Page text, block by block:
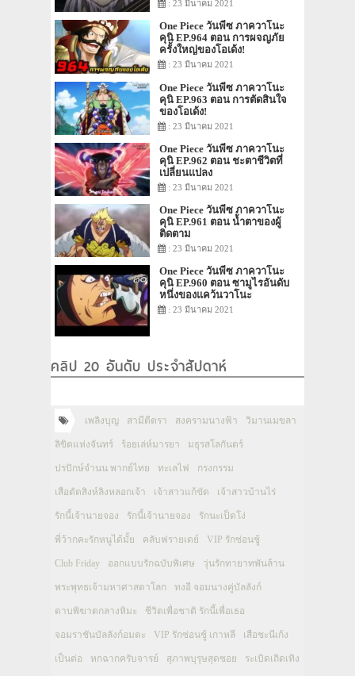
: 23 มีนาคม 2021
One Piece วันพีซ ภาควาโนะ
คุนิ EP.964 ตอน การผจญภัย
ครั้งใหญ่ของโอเด้ง!
: 23 มีนาคม 2021
One Piece วันพีซ ภาควาโนะ
คุนิ EP.963 ตอน การตัดสินใจ
ของโอเด้ง!
: 23 มีนาคม 2021
One Piece วันพีซ ภาควาโนะ
คุนิ EP.962 ตอน ชะตาชีวิตที่
เปลี่ยนแปลง
: 23 มีนาคม 2021
One Piece วันพีซ ภาควาโนะ
คุนิ EP.961 ตอน น้ำตาของผู้
ติดตาม
: 23 มีนาคม 2021
One Piece วันพีซ ภาควาโนะ
คุนิ EP.960 ตอน ซามูไรอันดับ
หนึ่งของแคว้นวาโนะ
: 23 มีนาคม 2021
คลิป 20 อันดับ ประจำสัปดาห์
เพลิงบุญ สามีตีตรา สงครามนางฟ้า วิมานเมขลา
ลิขิตแห่งจันทร์ ร้อยเล่ห์มารยา มธุรสโลกันตร์
ปรปักษ์จำนน พากย์ไทย ทะเลไฟ กรงกรรม
เสือตัดสิงห์ลิงหลอกเจ้า เจ้าสาวแก้ขัด เจ้าสาวบ้านไร่
รักนี้เจ้านายจอง รักนี้เจ้านายจอง รักนะเป็ดโง่
พี่ว้ากคะรักหนูได้มั้ย คลับฟรายเดย์ VIP รักซ่อนชู้
Club Friday ออกแบบรักฉบับพิเศษ วุ่นรักทายาทพันล้าน
พระพุทธเจ้ามหาศาสดาโลก ทงอี จอมนางคู่บัลลังก์
ดาบพิฆาตกลางหิมะ ชีวิตเพื่อชาติ รักนี้เพื่อเธอ
จอมราชันบัลลังก์อมตะ VIP รักซ่อนชู้ เกาหลี เสือชะนีเก้ง
เป็นต่อ หกฉากครับจารย์ สุภาพบุรุษสุดซอย ระเบิดเถิดเทิง